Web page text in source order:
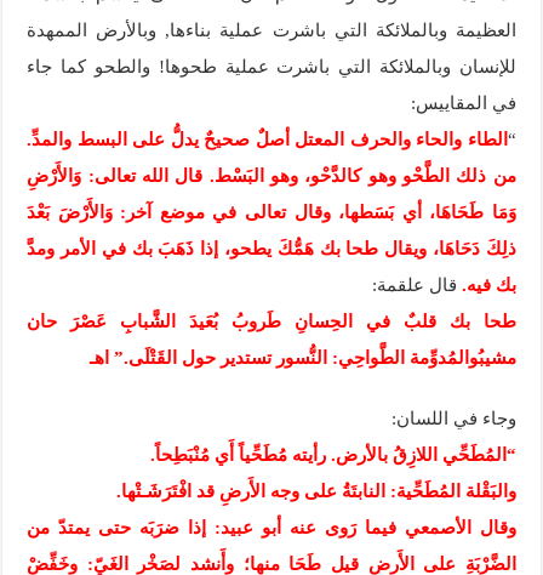
العظيمة وبالملائكة التي باشرت عملية بناءها, وبالأرض الممهدة
للإنسان وبالملائكة التي باشرت عملية طحوها! والطحو كما جاء
في المقاييس:
“ الطاء والحاء والحرف المعتل أصلٌ صحيحٌ يدلُّ على البسط والمدِّ.
من ذلك الطَّحْو وهو كالدَّحْو، وهو البَسْط. قال الله تعالى: وَالأَرْضِ
وَمَا طَحَاهَا، أي بَسَطها، وقال تعالى في موضع آخر: وَالأَرْضَ بَعْدَ
ذلِكَ دَحَاهَا، ويقال طحا بك هَمُّكَ يطحو، إذا ذَهَبَ بك في الأمر ومدَّ
بك فيه. قال علقمة:
طحا بك قلبٌ في الحِسانِ طَروبُ بُعَيدَ الشَّبابِ عَصْرَ حان
مشيبُوالمُدوِّمة الطَّواحِي: النُّسور تستدير حول القَتْلَى.” اهـ
وجاء في اللسان:
“المُطَحِّي اللازِقُ بالأرض. رأيته مُطَحِّياً أَي مُنْبَطِحاً.
والبَقْلة المُطَحِّية: النابتَةُ على وجه الأَرضِ قد افْتَرَشَـتْها.
وقال الأصمعي فيما رَوى عنه أبو عبيد: إذا ضرَبَه حتى يمتدّ من
الضَّرْبَةِ على الأَرضِ قيل طَحَا منها؛ وأَنشد لصَخْر الغَيّ: وخَفِّضْ